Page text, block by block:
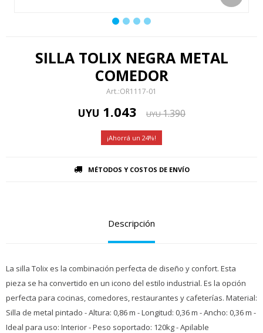
SILLA TOLIX NEGRA METAL
COMEDOR
OR1117-01
UYU 1.043 UYU1.390
24
MÉTODOS Y COSTOS DE ENVÍO
Descripción
La silla Tolix es la combinación perfecta de diseño y confort. Esta
pieza se ha convertido en un icono del estilo industrial. Es la opción
perfecta para cocinas, comedores, restaurantes y cafeterías. Material:
Silla de metal pintado - Altura: 0,86 m - Longitud: 0,36 m - Ancho: 0,36 m -
Ideal para uso: Interior - Peso soportado: 120kg - Apilable